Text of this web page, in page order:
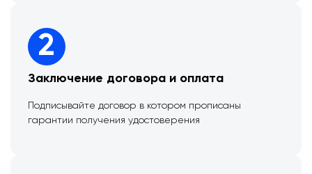
2
Заключение договора и оплата
Подписывайте договор в котором прописаны
гарантии получения удостоверения